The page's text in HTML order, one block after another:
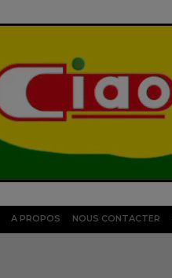
A PROPOS NOUS CONTACTER